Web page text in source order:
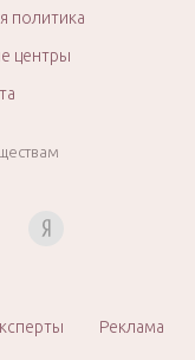
политика
центры
Реклама